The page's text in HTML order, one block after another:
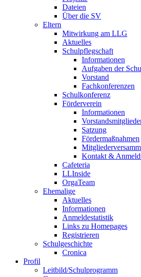
Dateien
Über die SV
Eltern
Mitwirkung am LLG
Aktuelles
Schulpflegschaft
Informationen
Aufgaben der
Vorstand
Fachkonferenzen
Schulkonferenz
Förderverein
Informationen
Satzung
Fördermaßnahmen
Kontakt &
Cafeteria
LLInside
OrgaTeam
Ehemalige
Aktuelles
Informationen
Anmeldestatistik
Links zu Homepages
Registrieren
Schulgeschichte
Cronica
Profil
Leitbild/Schulprogramm